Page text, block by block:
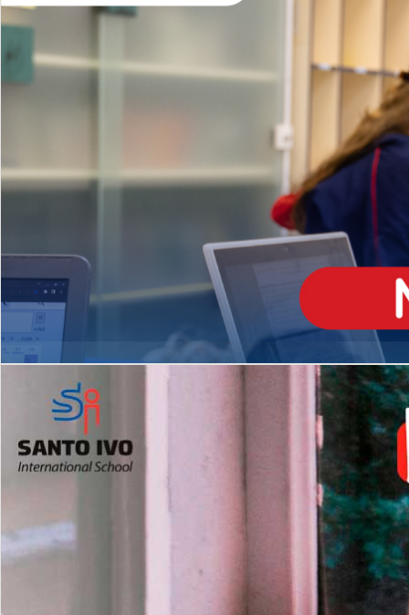
Matrículas Abertas 2026
EDUCAÇÃO INFANTIL
Inglês todos os dias
MÉDIO
igh School
Dupla Diplomação
2º AO 5º ANO FUNDAMENTAL
es
Com imersão Bilingue - Anos
Finais